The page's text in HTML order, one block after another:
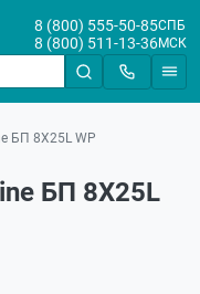
8 (800) 555-50-85СПБ
8 (800) 511-13-36МСК
БП 8X25L WP
БП 8X25L